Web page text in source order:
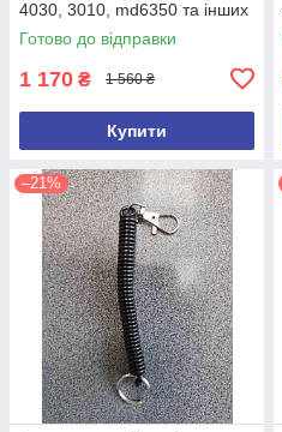
4030, 3010, md6350 та інших
(ємність 100 л)
Готово до відправки
1 170 ₴ 1 560 ₴
Купити
–21%